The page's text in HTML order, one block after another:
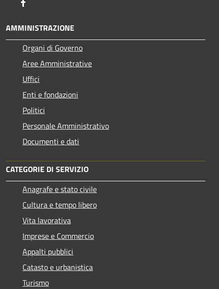
AMMINISTRAZIONE
Organi di Governo
Aree Amministrative
Uffici
Enti e fondazioni
Politici
Personale Amministrativo
Documenti e dati
CATEGORIE DI SERVIZIO
Anagrafe e stato civile
Cultura e tempo libero
Vita lavorativa
Imprese e Commercio
Appalti pubblici
Catasto e urbanistica
Turismo